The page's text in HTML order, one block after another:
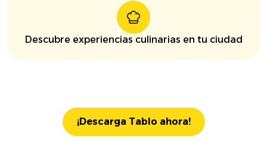
Descubre experiencias culinarias en tu ciudad
¡Descarga Tablo ahora!